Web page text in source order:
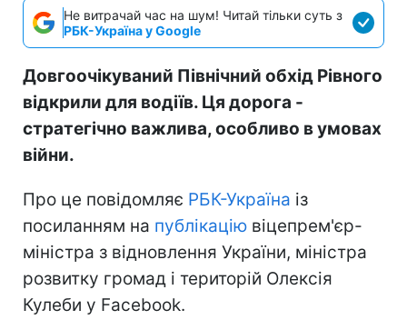
Не витрачай час на шум! Читай тільки суть з
РБК-Україна у Google
Довгоочікуваний Північний обхід Рівного
відкрили для водіїв. Ця дорога -
стратегічно важлива, особливо в умовах
війни.
Про це повідомляє РБК-Україна із
посиланням на публікацію віцепрем'єр-
міністра з відновлення України, міністра
розвитку громад і територій Олексія
Кулеби у Facebook.